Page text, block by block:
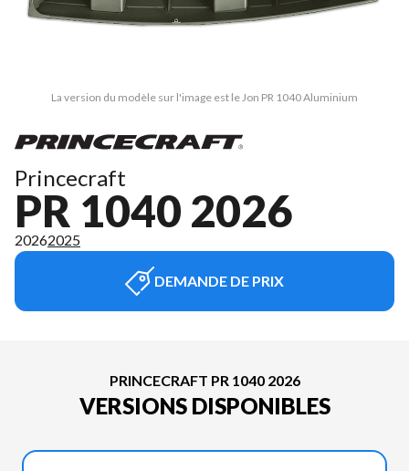
La version du modèle sur l'image est le Jon PR 1040 Aluminium
Princecraft
PR 1040 2026
20262025
DEMANDE DE PRIX
PRINCECRAFT PR 1040 2026
VERSIONS DISPONIBLES